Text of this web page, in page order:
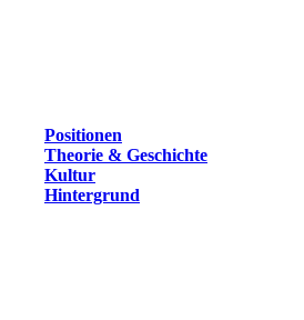
Positionen
Theorie & Geschichte
Kultur
Hintergrund